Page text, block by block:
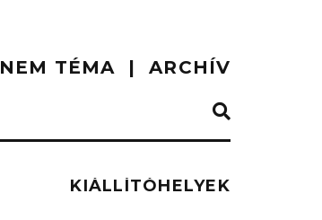
NEM TÉMA ARCHÍV
KIÁLLÍTÓHELYEK